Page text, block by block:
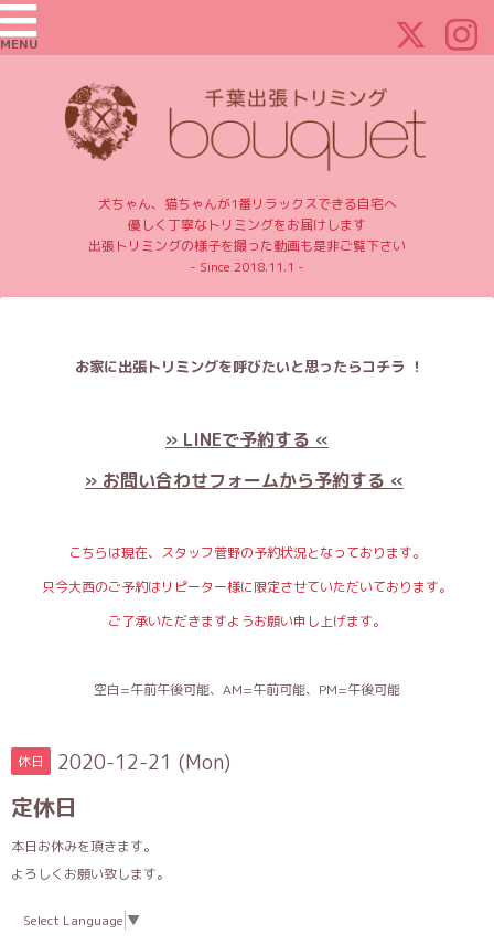
MENU
犬ちゃん、猫ちゃんが1番リラックスできる自宅へ
優しく丁寧なトリミングをお届けします
出張トリミングの様子を撮った動画も是非ご覧下さい
- Since 2018.11.1 -
お家に出張トリミングを呼びたいと思ったらコチラ ！
» LINEで予約する «
» お問い合わせフォームから予約する «
こちらは現在、スタッフ菅野の予約状況となっております。
只今大西のご予約はリピーター様に限定させていただいております。
ご了承いただきますようお願い申し上げます。
空白=午前午後可能、AM=午前可能、PM=午後可能
休日 2020-12-21 (Mon)
定休日
本日お休みを頂きます。
よろしくお願い致します。
Select Language ▼